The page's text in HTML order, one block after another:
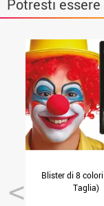
Potresti
Blister di 8
Taglia)